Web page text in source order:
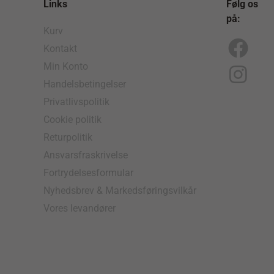
Links
Kurv
Kontakt
Min Konto
Handelsbetingelser
Privatlivspolitik
Cookie politik
Returpolitik
Ansvarsfraskrivelse
Fortrydelsesformular
Nyhedsbrev & Markedsføringsvilkår
Vores levandører
Følg os
på:
F
a
I
n